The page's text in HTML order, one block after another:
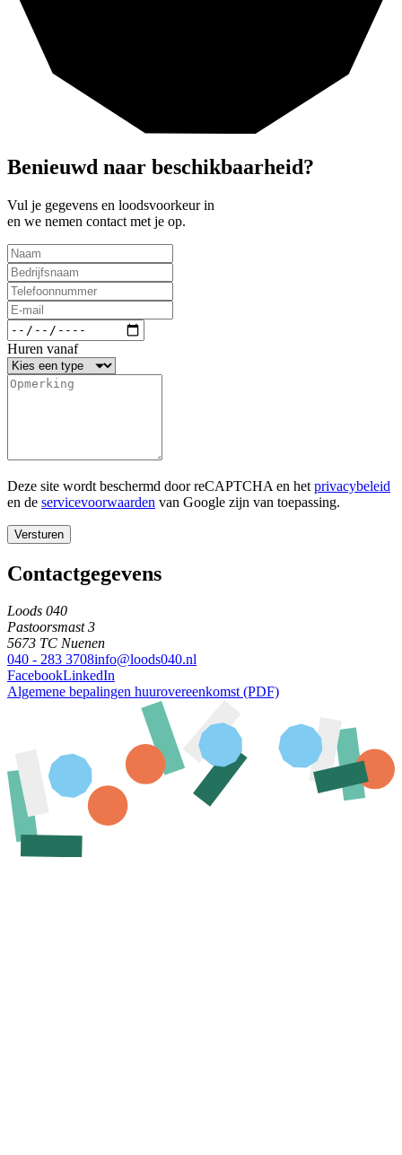
Benieuwd naar beschikbaarheid?
Vul je gegevens en loodsvoorkeur in
en we nemen contact met je op.
Huren vanaf
Deze site wordt beschermd door reCAPTCHA en het privacybeleid
en de servicevoorwaarden van Google zijn van toepassing.
Versturen
Contactgegevens
Loods 040
Pastoorsmast 3
5673 TC Nuenen
040 - 283 3708info@loods040.nl
FacebookLinkedIn
Algemene bepalingen huurovereenkomst (PDF)